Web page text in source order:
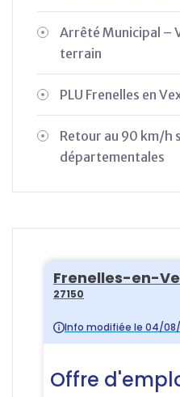
Arrêté Municipal –
terrain
PLU Frenelles en
Retour au 90 km/h
départementales